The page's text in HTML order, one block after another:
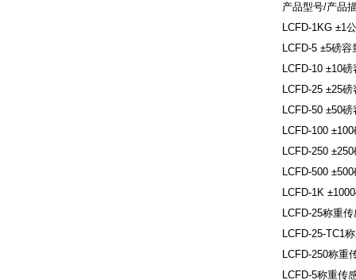
产品型号/产品
LCFD-1KG ±1
LCFD-5 ±5磅
LCFD-10 ±10
LCFD-25 ±25
LCFD-50 ±50
LCFD-100
LCFD-250
LCFD-500
LCFD-1K
LCFD-25称重
LCFD-25-TC1
LCFD-250称重
LCFD-5称重传